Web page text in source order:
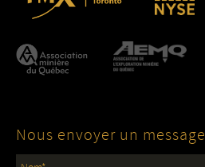
Nous envoyer un message